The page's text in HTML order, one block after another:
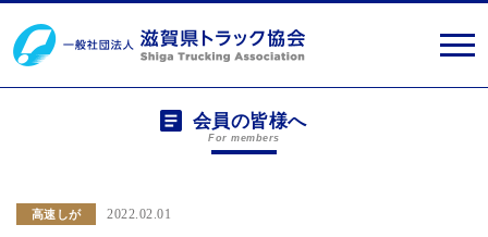
会員の皆様へ
For members
高速しが 2022.02.01